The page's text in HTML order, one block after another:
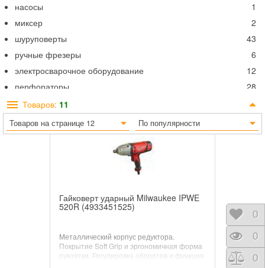
1
насосы
2
миксер
43
шуруповерты
6
ручные фрезеры
12
электросварочное оборудование
28
перфораторы
6
ножницы по металлу
7
дисковые пилы
многофункциональные инструменты
13
индивидуальное освещение Milwaukee
Товаров: 11
Товаров на странице 12 По популярности
Гайковерт ударный Milwaukee IPWE
520R (4933451525)
Металлический корпус редуктора.
Покрытие Soft Grip и эргономичная форма
рукоятки. Регулировка оборотов и функция
0
0
0